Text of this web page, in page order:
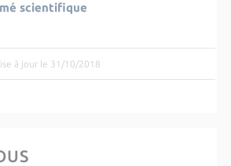
scientifique
à jour le 31/10/2018